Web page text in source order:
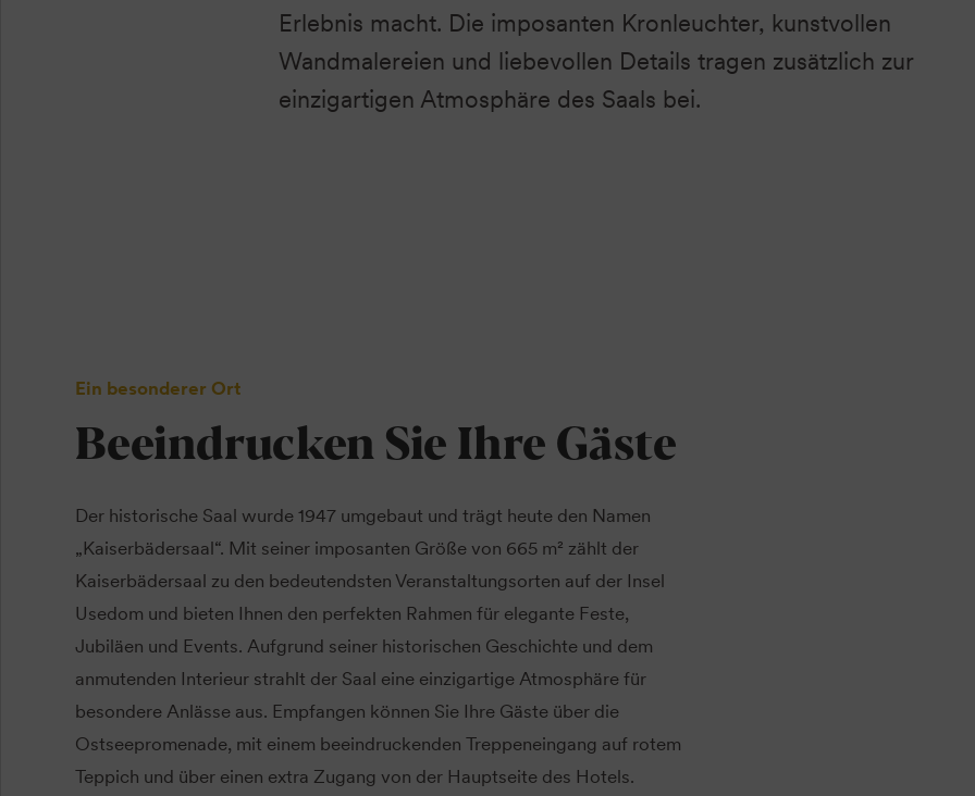
Erlebnis macht. Die imposanten Kronleuchter, kunstvollen
Wandmalereien und liebevollen Details tragen zusätzlich zur
einzigartigen Atmosphäre des Saals bei.
Ein besonderer Ort
Beeindrucken Sie Ihre Gäste
Der historische Saal wurde 1947 umgebaut und trägt heute den Namen
„Kaiserbädersaal“. Mit seiner imposanten Größe von 665 m² zählt der
Kaiserbädersaal zu den bedeutendsten Veranstaltungsorten auf der Insel
Usedom und bieten Ihnen den perfekten Rahmen für elegante Feste,
Jubiläen und Events. Aufgrund seiner historischen Geschichte und dem
anmutenden Interieur strahlt der Saal eine einzigartige Atmosphäre für
besondere Anlässe aus. Empfangen können Sie Ihre Gäste über die
Ostseepromenade, mit einem beeindruckenden Treppeneingang auf rotem
Teppich und über einen extra Zugang von der Hauptseite des Hotels.